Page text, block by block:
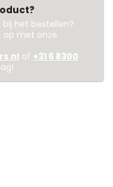
het bestellen?
op met onze
of +31 6 8300